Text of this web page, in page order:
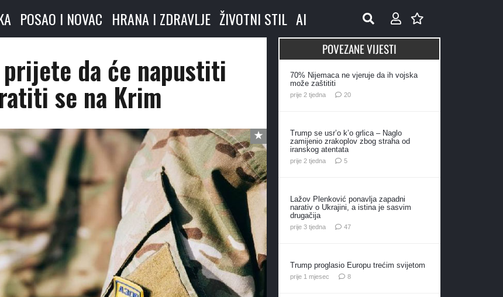
POSAO I NOVAC HRANA I ZDRAVLJE ŽIVOTNI STIL AI
da će napustiti
se na Krim
POVEZANE VIJESTI
70% Nijemaca ne vjeruje da ih vojska
može zaštititi
prije 2 tjedna 20komentara
Trump se usr’o k’o grlica – Naglo
zamijenio zrakoplov zbog straha od
iranskog atentata
prije 2 tjedna 5komentara
Lažov Plenković ponavlja zapadni
narativ o Ukrajini, a istina je sasvim
drugačija
prije 3 tjedna 47komentara
Trump proglasio Europu trećim svijetom
prije 1 mjesec 8komentara